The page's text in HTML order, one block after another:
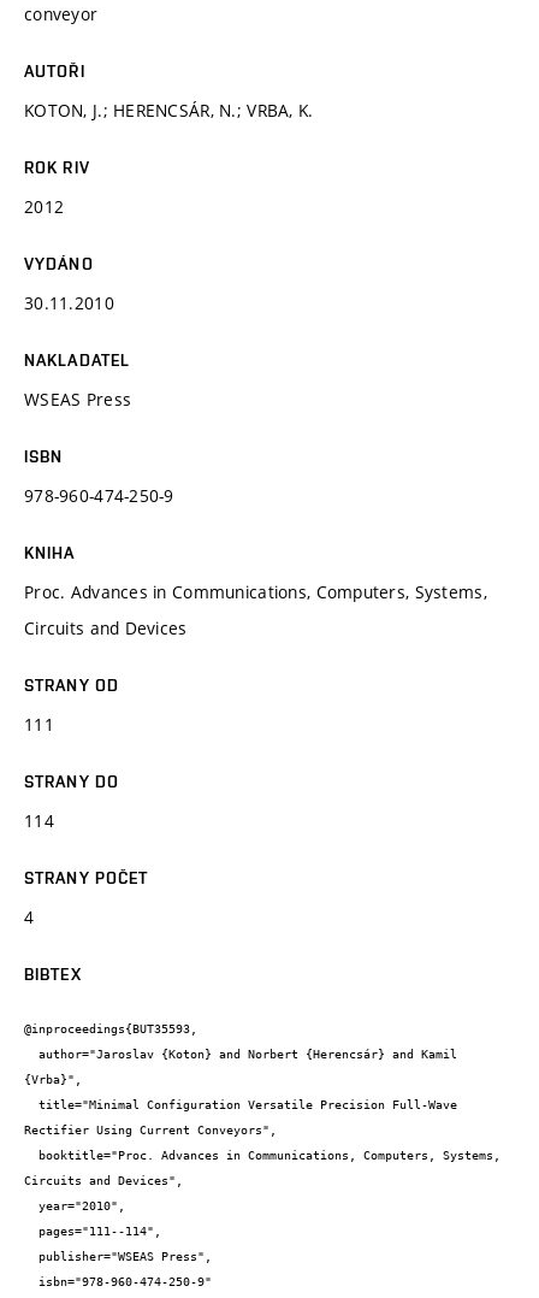
conveyor
AUTOŘI
KOTON, J.; HERENCSÁR, N.; VRBA, K.
ROK RIV
2012
VYDÁNO
30.11.2010
NAKLADATEL
WSEAS Press
ISBN
978-960-474-250-9
KNIHA
Proc. Advances in Communications, Computers, Systems,
Circuits and Devices
STRANY OD
111
STRANY DO
114
STRANY POČET
4
BIBTEX
@inproceedings{BUT35593,
{Vrba}",
Rectifier Using Current Conveyors",
Circuits and Devices",